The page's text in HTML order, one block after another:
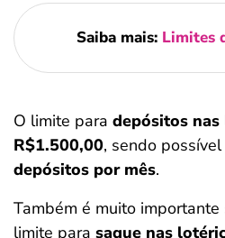
Saiba mais: Limites
O limite para depósitos
R$1.500,00, sendo
depósitos por mês.
Também é muito
limite para saque nas